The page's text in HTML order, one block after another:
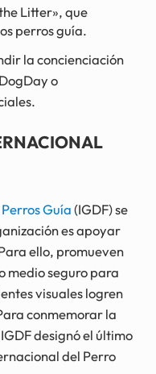
Litter», que
perros guía.
la concienciación
o
Guía(IGDF) se
es apoyar
ello, promueven
medio seguro para
visuales logren
conmemorar la
designó el último
del Perro